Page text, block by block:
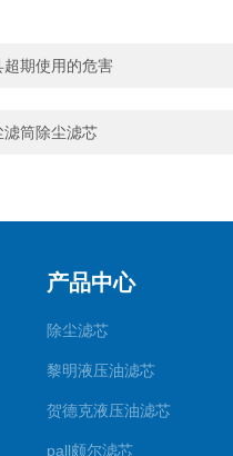
期使用的危害
筒除尘滤芯
产品中心
除尘滤芯
黎明液压油滤芯
贺德克液压油滤芯
pall颇尔滤芯